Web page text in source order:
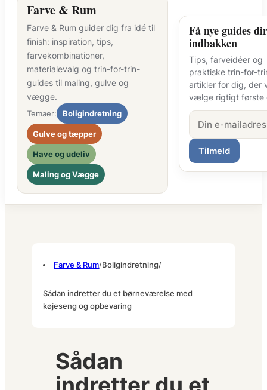
Farve & Rum
Farve & Rum guider dig fra idé til
finish: inspiration, tips,
farvekombinationer,
materialevalg og trin-for-trin-
guides til maling, gulve og
vægge.
Temaer: Boligindretning
Gulve og tæpper
Have og udeliv
Maling og Vægge
Få nye guides
indbakken
Tips, farveidéer og
praktiske trin-for-
artikler for dig, der
vælge rigtigt første
Tilmeld
Farve & Rum/Boligindretning/
Sådan indretter du et børneværelse med
køjeseng og opbevaring
Sådan